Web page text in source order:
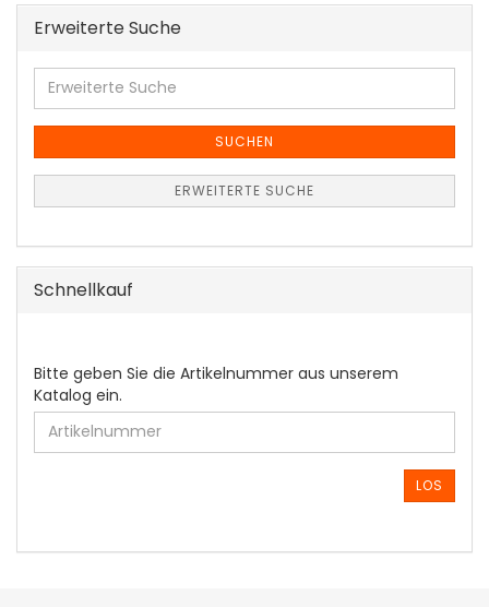
Erweiterte Suche
Erweiterte
Suche
SUCHEN
ERWEITERTE SUCHE
Schnellkauf
BITTE
GEBEN
SIE
DIE
ARTIKELNUMMER
EIN.
Bitte geben Sie die Artikelnummer aus unserem
Katalog ein.
LOS